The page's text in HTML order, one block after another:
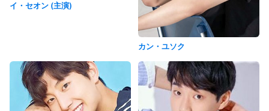
イ・セオン (主演)
カン・ユソク